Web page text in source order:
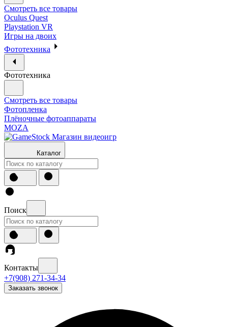
Смотреть все товары
Oculus Quest
Playstation VR
Игры на двоих
Фототехника
Фототехника
Смотреть все товары
Фотопленка
Плёночные фотоаппараты
MOZA
Каталог
Поиск
Контакты
+7(908) 271-34-34
Заказать звонок